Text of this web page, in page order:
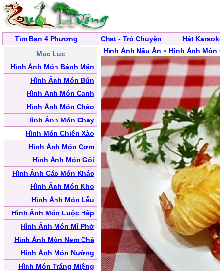
Tìm Bạn 4 Phương Chat - Trò Chuyện
Hát
Mục Lục
Hình Ảnh Món Bánh Mặn
Hình Ảnh Món Bún
Hình Ảnh Món Canh
Hình Ảnh Món Cháo
Hình Ảnh Món Chay
Hình Món Chiên Xào
Hình Ảnh Món Cơm
Hình Ảnh Món Gỏi
Hình Ảnh Các Món Khác
Hình Ảnh Món Kho
Hình Ảnh Món Lẫu
Hình Ảnh Món Luộc Hấp
Hình Ảnh Món Mì Phở
Hình Ảnh Món Nem Chả
Hình Ảnh Món Nướng
Hình Món Tráng Miệng
Hình Ảnh Nấu Ăn » Hình Ảnh Món